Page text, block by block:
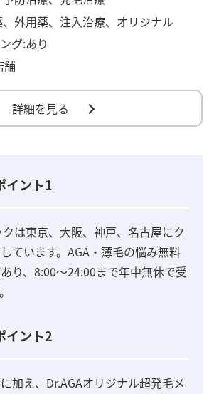
、外用薬、注入治療、オリジナル
グ:あり
舗
詳細を見る
イント1
クは東京、大阪、神戸、名古屋にク
ています。AGA・薄毛の悩み無料
り、8:00～24:00まで年中無休で受
イント2
加え、Dr.AGAオリジナル超発毛メ